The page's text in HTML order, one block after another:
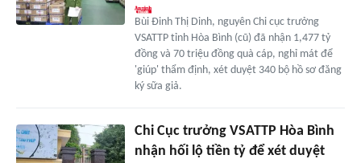
Bùi Đinh Thị Dinh, nguyên Chi cục trưởng
VSATTP tỉnh Hòa Bình (cũ) đã nhận 1,477 tỷ
đồng và 70 triệu đồng quà cáp, nghỉ mát để
'giúp' thẩm định, xét duyệt 340 bộ hồ sơ đăng
ký sữa giả.
Chi Cục trưởng VSATTP Hòa Bình
nhận hối lộ tiền tỷ để xét duyệt